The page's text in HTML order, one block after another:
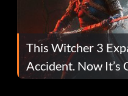
This Witcher 3
Accident. Now It’s